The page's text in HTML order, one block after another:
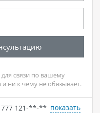
связи по вашему
и ни к чему не обязывает.
777 121-**-** показать